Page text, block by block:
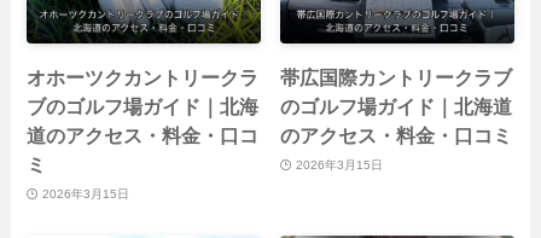
オホーツクカントリークラ
ブのゴルフ場ガイド｜北海
道のアクセス・料金・口コ
ミ
2026年3月15日
帯広国際カントリークラブ
のゴルフ場ガイド｜北海道
のアクセス・料金・口コミ
2026年3月15日